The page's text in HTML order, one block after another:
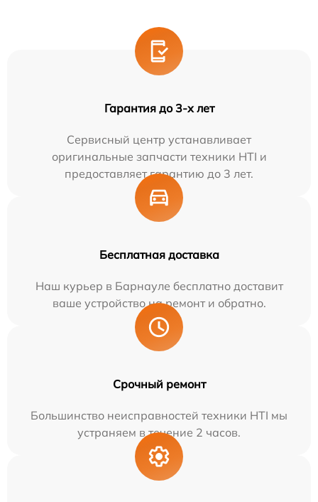
Гарантия до 3-х лет
Сервисный центр устанавливает
оригинальные запчасти техники HTI и
предоставляет гарантию до 3 лет.
Бесплатная доставка
Наш курьер в Барнауле бесплатно доставит
ваше устройство на ремонт и обратно.
Срочный ремонт
Большинство неисправностей техники HTI мы
устраняем в течение 2 часов.